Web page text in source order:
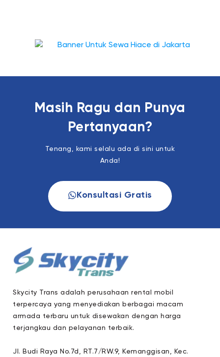
Masih Ragu dan Punya
Pertanyaan?
Tenang, kami selalu ada di sini untuk
Anda!
Konsultasi Gratis
Skycity Trans adalah perusahaan rental mobil
terpercaya yang menyediakan berbagai macam
armada terbaru untuk disewakan dengan harga
terjangkau dan pelayanan terbaik.
Jl. Budi Raya No.7d, RT.7/RW.9, Kemanggisan, Kec.